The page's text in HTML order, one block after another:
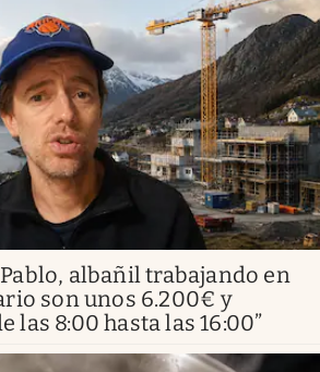
Pablo, albañil trabajando en
son unos 6.200€ y
las 8:00 hasta las 16:00”